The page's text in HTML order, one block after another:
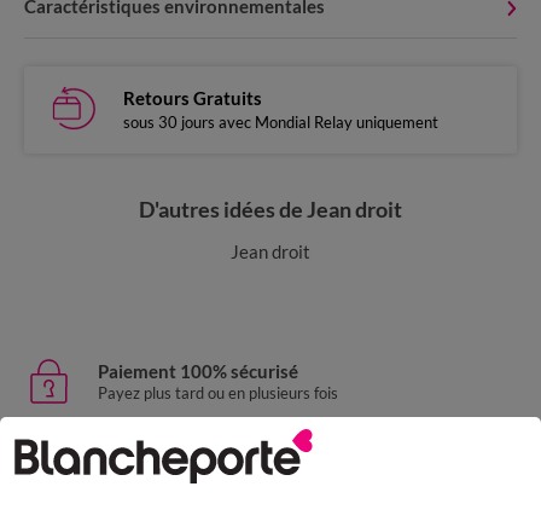
Caractéristiques environnementales
Retours Gratuits
sous 30 jours avec Mondial Relay uniquement
D'autres idées de Jean droit
Jean droit
Paiement 100% sécurisé
Payez plus tard ou en plusieurs fois
Livraison express
domicile, relais, consignes automatiques